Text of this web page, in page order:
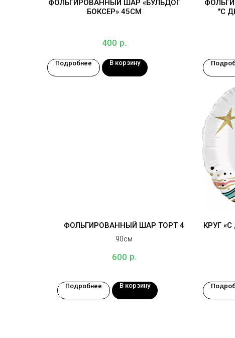
ФОЛЬГИРОВАННЫЙ ШАР «БУЛЬДОГ
БОКСЕР» 45СМ
400 р.
Подробнее В корзину
"С
ФОЛЬГИРОВАННЫЙ ШАР ТОРТ 4
90см
600 р.
Подробнее В корзину
КРУГ